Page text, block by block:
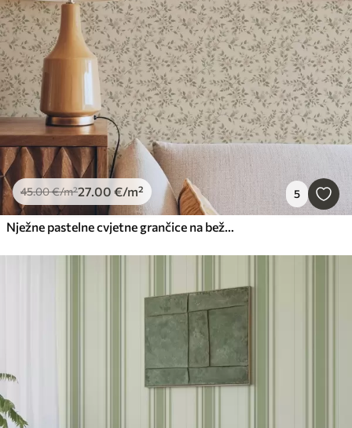
45.00€/m²27.00 €/m² 5
Nježne pastelne cvjetne grančice na bež pozadini